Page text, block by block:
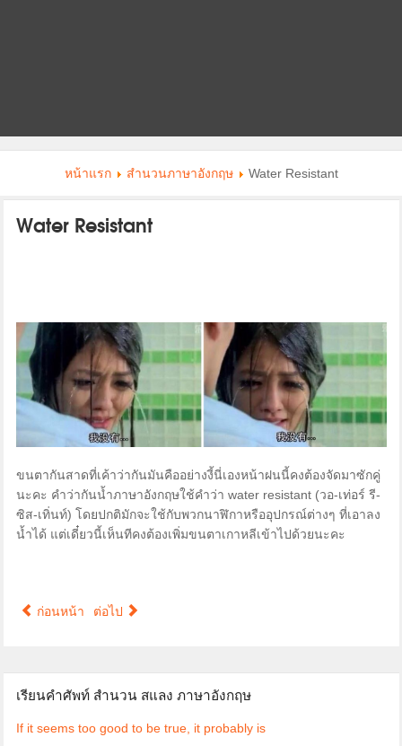
หน้าแรก สำนวนภาษาอังกฤษ Water Resistant
Water Resistant
ขนตากันสาดที่เค้าว่ากันมันคืออย่างงี้นี่เองหน้าฝนนี้คงต้องจัดมาซักคู่
นะคะ คำว่ากันน้ำภาษาอังกฤษใช้คำว่า water resistant (วอ-เท่อร์ รี-
ซิส-เทิ่นท์) โดยปกติมักจะใช้กับพวกนาฬิกาหรืออุปกรณ์ต่างๆ ที่เอาลง
น้ำได้ แต่เดี๋ยวนี้เห็นทีคงต้องเพิ่มขนตาเกาหลีเข้าไปด้วยนะคะ
ก่อนหน้า ต่อไป
เรียนคำศัพท์ สำนวน สแลง ภาษาอังกฤษ
If it seems too good to be true, it probably is